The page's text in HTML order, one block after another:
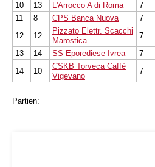
10
13 L'Arrocco A di Roma 7
11
8 CPS Banca Nuova 7
12
12
Pizzato Elettr. Scacchi
Marostica
7
13
14 SS Eporediese Ivrea 7
14
10
CSKB Torveca Caffè
Vigevano
7
Partien: